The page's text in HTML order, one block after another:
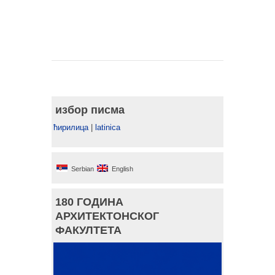
избор писма
ћирилица| latinica
Serbian English
180 ГОДИНА
АРХИТЕКТОНСКОГ
ФАКУЛТЕТА